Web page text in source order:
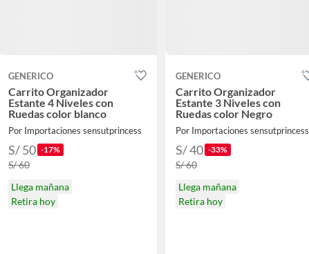
GENERICO
Carrito Organizador
Estante 4 Niveles con
Ruedas color blanco
Por Importaciones sensutprincess
S/ 50 -17%
S/ 60
Llega mañana
Retira hoy
GENERICO
Carrito Organizador
Estante 3 Niveles con
Ruedas color Negro
Por Importaciones sensutprincess
S/ 40 -33%
S/ 60
Llega mañana
Retira hoy